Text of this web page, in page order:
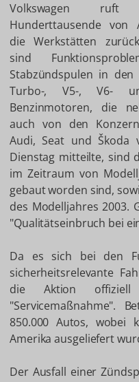
Volkswagen ruft
Hunderttausende von
die Werkstätten
sind
Stabzündspulen in den
Turbo-, V5-, V6-
Benzinmotoren, die
auch von den
Audi, Seat und Škoda
Dienstag mitteilte, sind
im Zeitraum von
gebaut worden sind,
des Modelljahres 2003.
"Qualitätseinbruch bei
Da es sich bei den
sicherheitsrelevante
die Aktion offiziell
"Servicemaßnahme".
850.000 Autos, wobei
Amerika ausgeliefert
Der Ausfall einer